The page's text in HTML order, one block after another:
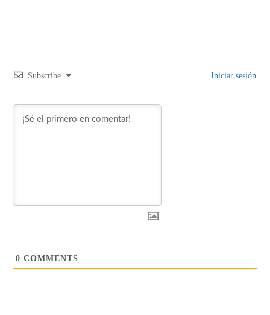
Subscribe Iniciar sesión
0 COMMENTS